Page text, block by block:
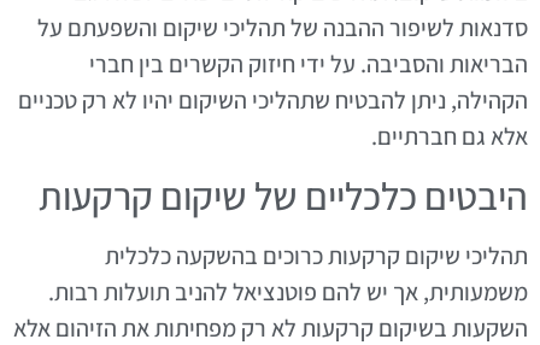
סדנאות לשיפור ההבנה של תהליכי שיקום והשפעתם על
הבריאות והסביבה. על ידי חיזוק הקשרים בין חברי
הקהילה, ניתן להבטיח שתהליכי השיקום יהיו לא רק טכניים
אלא גם חברתיים.
היבטים כלכליים של שיקום קרקעות
תהליכי שיקום קרקעות כרוכים בהשקעה כלכלית
משמעותית, אך יש להם פוטנציאל להניב תועלות רבות.
השקעות בשיקום קרקעות לא רק מפחיתות את הזיהום אלא